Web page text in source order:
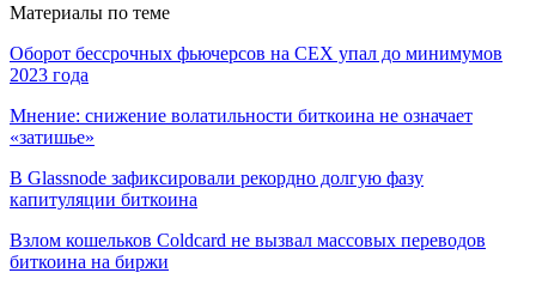
Материалы по теме
Оборот бессрочных фьючерсов на CEX упал до минимумов
2023 года
Мнение: снижение волатильности биткоина не означает
«затишье»
В Glassnode зафиксировали рекордно долгую фазу
капитуляции биткоина
Взлом кошельков Coldcard не вызвал массовых переводов
биткоина на биржи